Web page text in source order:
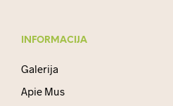
INFORMACIJA
Galerija
Apie Mus